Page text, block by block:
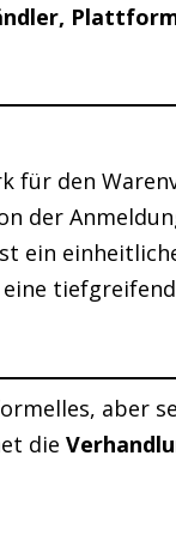
für den
der
ein
aber
die